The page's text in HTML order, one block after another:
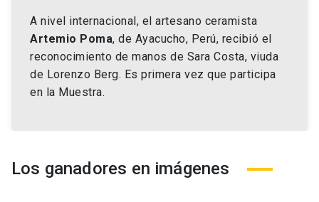
A nivel internacional, el artesano ceramista
Artemio Poma, de Ayacucho, Perú, recibió el
reconocimiento de manos de Sara Costa, viuda
de Lorenzo Berg. Es primera vez que participa
en la Muestra.
Los ganadores en imágenes